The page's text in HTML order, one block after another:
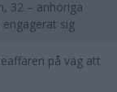
32 – anhöriga
sig
på väg att